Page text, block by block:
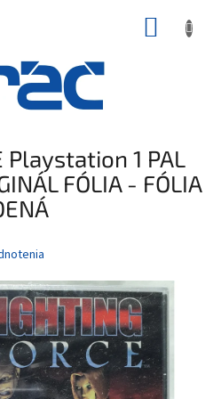
Playstation 1 PAL
FÓLIA - FÓLIA